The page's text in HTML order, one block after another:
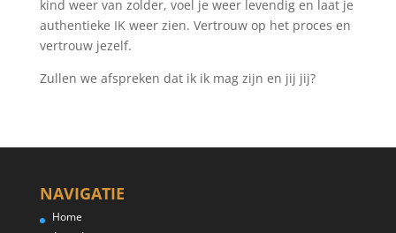
kind weer van zolder, voel je weer levendig en laat je
authentieke IK weer zien. Vertrouw op het proces en
vertrouw jezelf.
Zullen we afspreken dat ik ik mag zijn en jij jij?
NAVIGATIE
Home